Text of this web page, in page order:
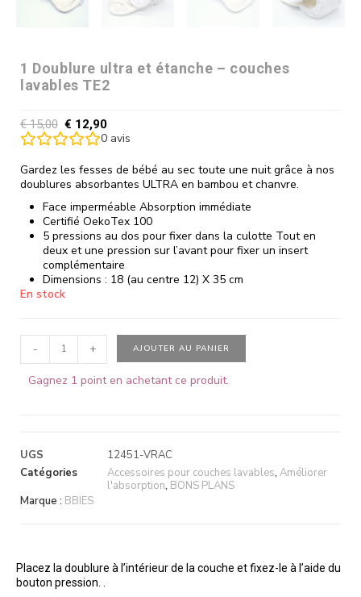
1 Doublure ultra et étanche – couches
lavables TE2
€15,00 € 12,90
0 avis
Gardez les fesses de bébé au sec toute une nuit grâce à nos
doublures absorbantes ULTRA en bambou et chanvre.
Face imperméable Absorption immédiate
Certifié OekoTex 100
5 pressions au dos pour fixer dans la culotte Tout en
deux et une pression sur l’avant pour fixer un insert
complémentaire
Dimensions : 18 (au centre 12) X 35 cm
En stock
- + AJOUTER AU PANIER
Gagnez 1 point en achetant ce produit.
UGS
12451-VRAC
Catégories
Accessoires pour couches lavables, Améliorer
l'absorption, BONS PLANS
Marque : BBIES
Placez la doublure à l’intérieur de la couche et fixez-le à l’aide du
bouton pression. .